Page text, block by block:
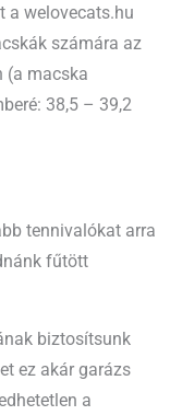
a welovecats.hu
számára az
(a macska
38,5 – 39,2
tennivalókat arra
fűtött
biztosítsunk
ez akár garázs
a